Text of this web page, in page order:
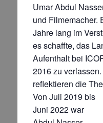
Umar Abdul
und Filmemacher.
Jahre lang im
es schaffte, das
Aufenthalt bei
2016 zu
reflektieren die
Von Juli 2019 bis
Juni 2022 war